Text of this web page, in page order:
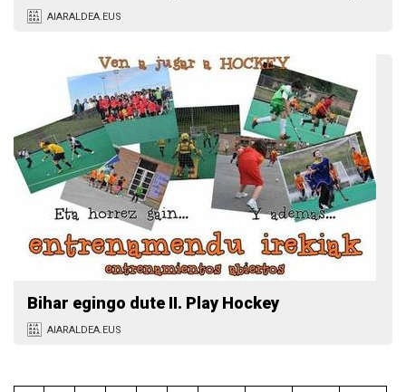
AIARALDEA.EUS
Bihar egingo dute II. Play Hockey
AIARALDEA.EUS